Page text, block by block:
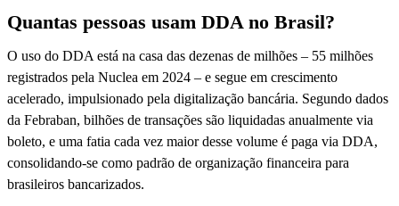
Quantas pessoas usam DDA no Brasil?
O uso do DDA está na casa das dezenas de milhões – 55 milhões
registrados pela Nuclea em 2024 – e segue em crescimento
acelerado, impulsionado pela digitalização bancária. Segundo dados
da Febraban, bilhões de transações são liquidadas anualmente via
boleto, e uma fatia cada vez maior desse volume é paga via DDA,
consolidando-se como padrão de organização financeira para
brasileiros bancarizados.